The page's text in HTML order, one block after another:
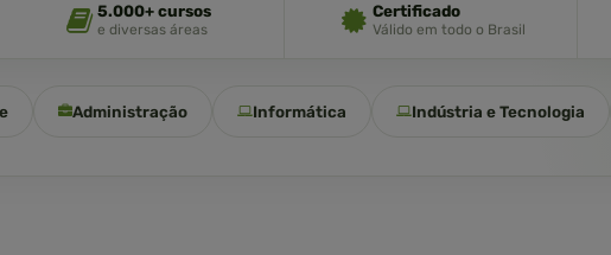
5.000+ cursos
e diversas áreas
Certificado
Válido em todo o Brasil
Administração Informática Indústria e Tecnologia